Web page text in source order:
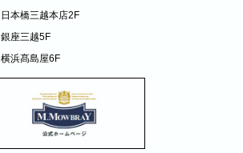
日本橋三越本店2F
銀座三越5F
横浜髙島屋6F